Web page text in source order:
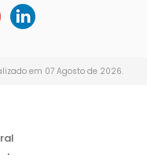
em 07 Agosto de 2026.